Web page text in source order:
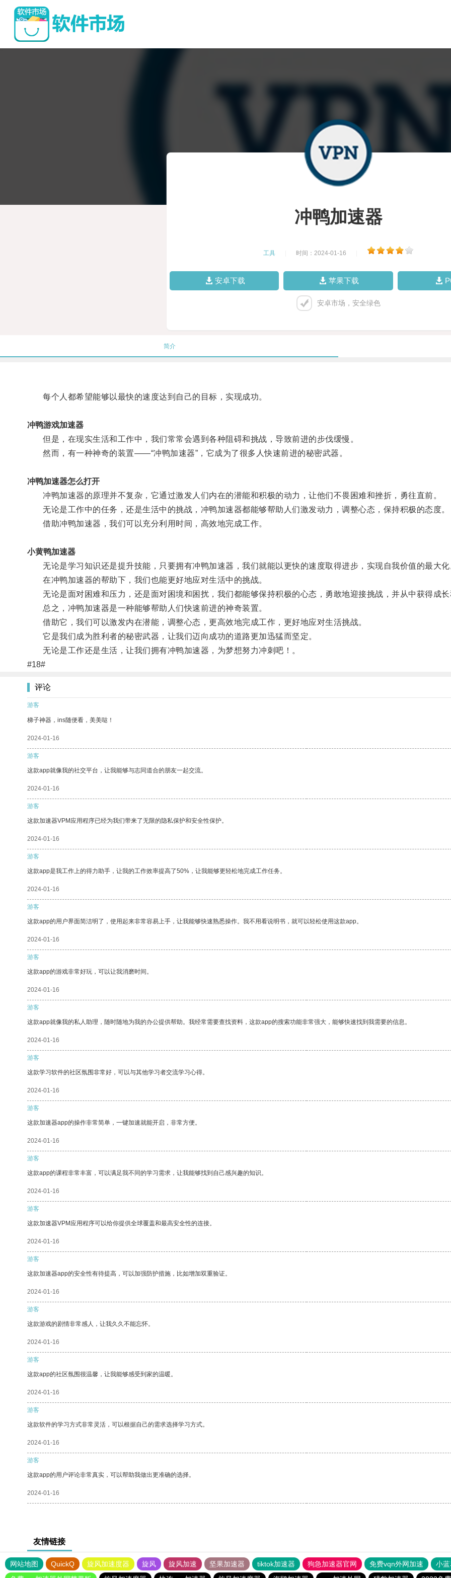
冲鸭加速器
工具 时间：2024-01-16
安卓下载 苹果下载
安卓市场，安全绿色
简介
每个人都希望能够以最快的速度达到自己的目标，实现成功。
冲鸭游戏加速器
但是，在现实生活和工作中，我们常常会遇到各种阻碍和挑战，导致前进的步伐缓慢。
然而，有一种神奇的装置——“冲鸭加速器”，它成为了很多人快速前进的秘密武器。
冲鸭加速器怎么打开
冲鸭加速器的原理并不复杂，它通过激发人们内在的潜能和积极的动力，让他们不畏困难和挫折，勇往直前。
无论是工作中的任务，还是生活中的挑战，冲鸭加速器都能够帮助人们激发动力，调整心态，保持积极的态度。
借助冲鸭加速器，我们可以充分利用时间，高效地完成工作。
小黄鸭加速器
无论是学习知识还是提升技能，只要拥有冲鸭加速器，我们就能以更快的速度取得进步，实现自我价值的最大化
在冲鸭加速器的帮助下，我们也能更好地应对生活中的挑战。
无论是面对困难和压力，还是面对困境和困扰，我们都能够保持积极的心态，勇敢地迎接挑战，并从中获得成长
总之，冲鸭加速器是一种能够帮助人们快速前进的神奇装置。
借助它，我们可以激发内在潜能，调整心态，更高效地完成工作，更好地应对生活挑战。
它是我们成为胜利者的秘密武器，让我们迈向成功的道路更加迅猛而坚定。
无论是工作还是生活，让我们拥有冲鸭加速器，为梦想努力冲刺吧！。
#18#
评论
游客
梯子神器，ins随便看，美美哒！
2024-01-16
游客
这款app就像我的社交平台，让我能够与志同道合的朋友一起交流。
2024-01-16
游客
这款加速器VPM应用程序已经为我们带来了无限的隐私保护和安全性保护。
2024-01-16
游客
这款app是我工作上的得力助手，让我的工作效率提高了50%，让我能够更轻松地完成工作任务。
2024-01-16
游客
这款app的用户界面简洁明了，使用起来非常容易上手，让我能够快速熟悉操作。我不用看说明书，就可以轻松使用这款app。
2024-01-16
游客
这款app的游戏非常好玩，可以让我消磨时间。
2024-01-16
游客
这款app就像我的私人助理，随时随地为我的办公提供帮助。我经常需要查找资料，这款app的搜索功能非常强大，能够快速找到我需要的信息。
2024-01-16
游客
这款学习软件的社区氛围非常好，可以与其他学习者交流学习心得。
2024-01-16
游客
这款加速器app的操作非常简单，一键加速就能开启，非常方便。
2024-01-16
游客
这款app的课程非常丰富，可以满足我不同的学习需求，让我能够找到自己感兴趣的知识。
2024-01-16
游客
这款加速器VPM应用程序可以给你提供全球覆盖和最高安全性的连接。
2024-01-16
游客
这款加速器app的安全性有待提高，可以加强防护措施，比如增加双重验证。
2024-01-16
游客
这款游戏的剧情非常感人，让我久久不能忘怀。
2024-01-16
游客
这款app的社区氛围很温馨，让我能够感受到家的温暖。
2024-01-16
游客
这款软件的学习方式非常灵活，可以根据自己的需求选择学习方式。
2024-01-16
游客
这款app的用户评论非常真实，可以帮助我做出更准确的选择。
2024-01-16
友情链接
网站地图 QuickQ 旋风加速度器 旋风 旋风加速 坚果加速器 tiktok加速器 狗急加速器官网 免费vqn外网加速 小